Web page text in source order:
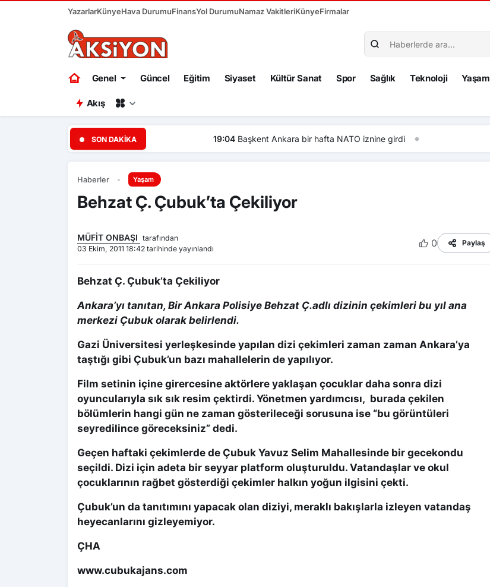
YazarlarKünyeHava DurumuFinansYol DurumuNamaz VakitleriKünyeFirmalar
Genel Güncel Eğitim Siyaset Kültür Sanat Spor Sağlık Teknoloji Yaşam
Akış
SON DAKIKA Başkent Ankara bir hafta NATO iznine girdi
Haberler Yaşam
Behzat Ç. Çubuk’ta Çekiliyor
MÜFİT ONBAŞI tarafından
03 Ekim, 2011 18:42 tarihinde yayınlandı
0 Paylaş
Behzat Ç. Çubuk’ta Çekiliyor
Ankara’yı tanıtan, Bir Ankara Polisiye Behzat Ç.adlı dizinin çekimleri bu yıl ana
merkezi Çubuk olarak belirlendi.
Gazi Üniversitesi yerleşkesinde yapılan dizi çekimleri zaman zaman Ankara’ya
taştığı gibi Çubuk’un bazı mahallelerin de yapılıyor.
Film setinin içine girercesine aktörlere yaklaşan çocuklar daha sonra dizi
oyuncularıyla sık sık resim çektirdi. Yönetmen yardımcısı, burada çekilen
bölümlerin hangi gün ne zaman gösterileceği sorusuna ise “bu görüntüleri
seyredilince göreceksiniz” dedi.
Geçen haftaki çekimlerde de Çubuk Yavuz Selim Mahallesinde bir gecekondu
seçildi. Dizi için adeta bir seyyar platform oluşturuldu. Vatandaşlar ve okul
çocuklarının rağbet gösterdiği çekimler halkın yoğun ilgisini çekti.
Çubuk’un da tanıtımını yapacak olan diziyi, meraklı bakışlarla izleyen vatandaş
heyecanlarını gizleyemiyor.
ÇHA
www.cubukajans.com